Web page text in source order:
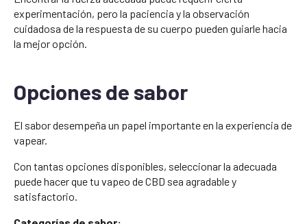
experimentación, pero la paciencia y la observación
cuidadosa de la respuesta de su cuerpo pueden guiarle hacia
la mejor opción.
Opciones de sabor
El sabor desempeña un papel importante en la experiencia de
vapear.
Con tantas opciones disponibles, seleccionar la adecuada
puede hacer que tu vapeo de CBD sea agradable y
satisfactorio.